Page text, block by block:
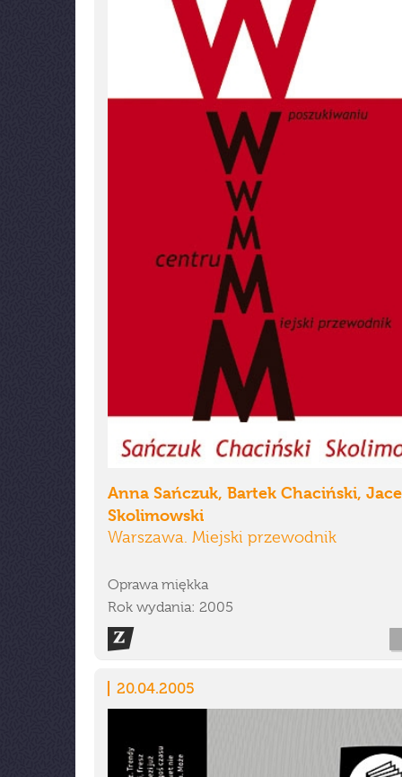
Anna Sańczuk, Bartek Chaciński,
Skolimowski
Warszawa. Miejski przewodnik
Oprawa miękka
Rok wydania: 2005
20.04.2005